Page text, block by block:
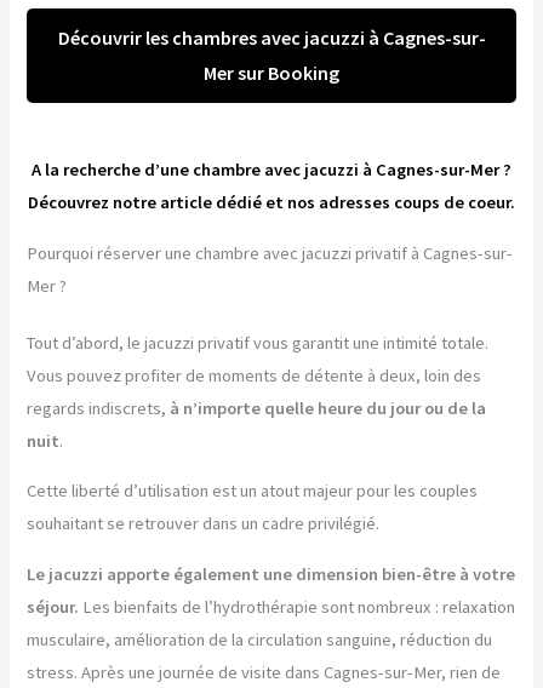
Découvrir les chambres avec jacuzzi à Cagnes-sur-
Mer sur Booking
A la recherche d’une chambre avec jacuzzi à Cagnes-sur-Mer ?
Découvrez notre article dédié et nos adresses coups de coeur.
Pourquoi réserver une chambre avec jacuzzi privatif à Cagnes-sur-
Mer ?
Tout d’abord, le jacuzzi privatif vous garantit une intimité totale.
Vous pouvez profiter de moments de détente à deux, loin des
regards indiscrets, à n’importe quelle heure du jour ou de la
nuit.
Cette liberté d’utilisation est un atout majeur pour les couples
souhaitant se retrouver dans un cadre privilégié.
Le jacuzzi apporte également une dimension bien-être à votre
séjour. Les bienfaits de l’hydrothérapie sont nombreux : relaxation
musculaire, amélioration de la circulation sanguine, réduction du
stress. Après une journée de visite dans Cagnes-sur-Mer, rien de